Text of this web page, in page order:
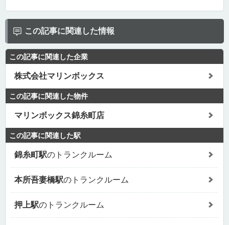
この記事に関連した情報
この記事に関連した企業
株式会社マリンボックス
この記事に関連した物件
マリンボックス錦糸町店
この記事に関連した駅
錦糸町駅のトランクルーム
本所吾妻橋駅のトランクルーム
押上駅のトランクルーム